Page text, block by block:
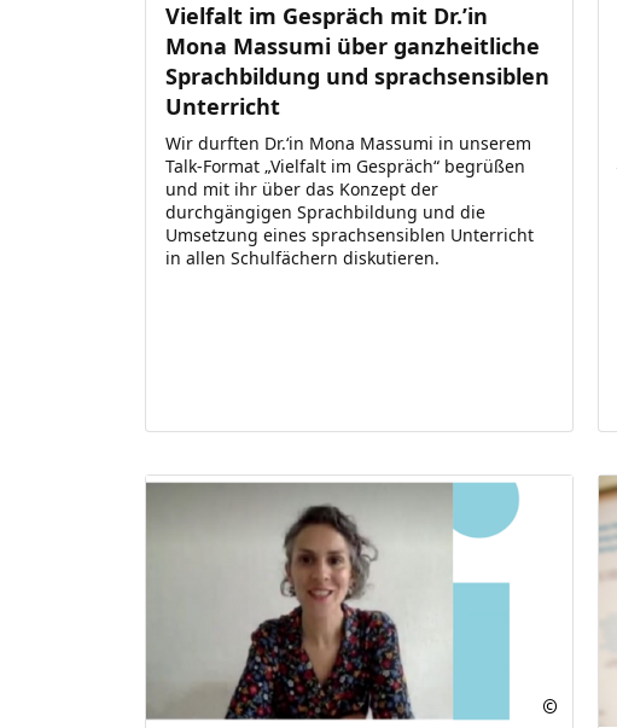
Vielfalt im Gespräch mit Dr.’in
Mona Massumi über ganzheitliche
Sprachbildung und sprachsensiblen
Unterricht
Wir durften Dr.‘in Mona Massumi in unserem
Talk-Format „Vielfalt im Gespräch“ begrüßen
und mit ihr über das Konzept der
durchgängigen Sprachbildung und die
Umsetzung eines sprachsensiblen Unterricht
in allen Schulfächern diskutieren.